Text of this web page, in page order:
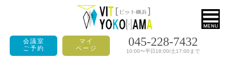
会議室
ご予約
マイ
ページ
045-228-7432
10:00〜平日18:00/土17:00まで